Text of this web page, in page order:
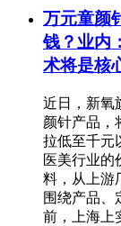
万元童颜
钱？业内
术将是核
近日，新氧
颜针产品，
拉低至千元
医美行业的
料，从上游
围绕产品、
前，上海上